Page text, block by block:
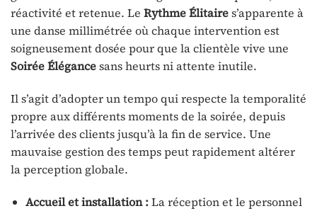
réactivité et retenue. Le Rythme Élitaires’apparente à
une danse millimétrée où chaque intervention est
soigneusement dosée pour que la clientèle vive une
Soirée Élégancesans heurts ni attente inutile.
Il s’agit d’adopter un tempo qui respecte la temporalité
propre aux différents moments de la soirée, depuis
l’arrivée des clients jusqu’à la fin de service. Une
mauvaise gestion des temps peut rapidement altérer
la perception globale.
Accueil et installation :La réception et le personnel